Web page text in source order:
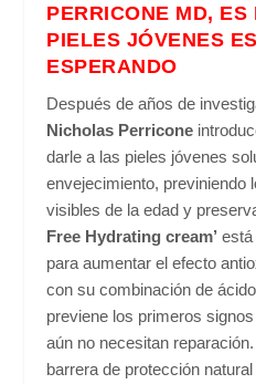
PERRICONE MD,
PIELES JÓVENES
ESPERANDO
Después de años de
Nicholas Perricone
darle a las pieles jóvenes
envejecimiento, previniendo
visibles de la edad y
Free Hydrating cream’
para aumentar el efecto
con su combinación de
previene los primeros
aún no necesitan
barrera de protección